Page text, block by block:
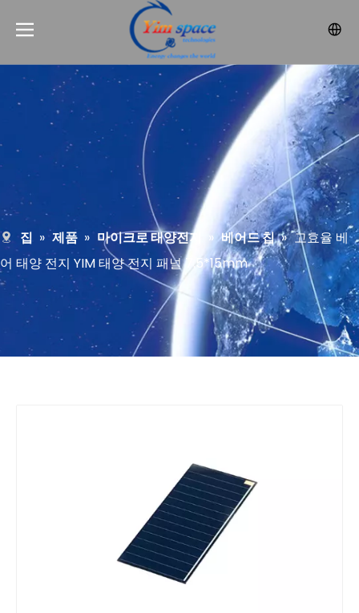
집 » 제품 » 마이크로 태양전지 » 베어드 칩 » 고효율 베
어 태양 전지 YIM 태양 전지 패널 7.5*15mm